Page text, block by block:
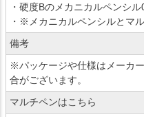
・硬度Bのメカニカルペンシ
・※メカニカルペンシルとマ
備考
※パッケージや仕様はメーカ
合がございます。
マルチペンはこちら